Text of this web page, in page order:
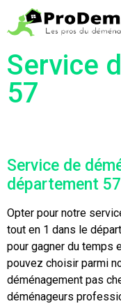
Service
57
Service de
département 57
Opter pour notre
tout en 1 dans le
pour gagner du temps
pouvez choisir parmi
déménagement pas
déménageurs